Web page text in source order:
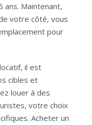
Maintenant,
votre côté, vous
pour
il est
cibles et
louer à des
votre choix
Acheter un